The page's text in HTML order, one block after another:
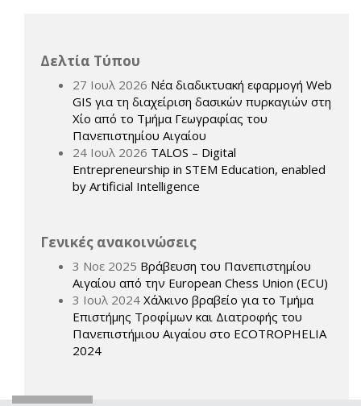
Δελτία Τύπου
27 Ιουλ 2026 Νέα διαδικτυακή εφαρμογή Web
GIS για τη διαχείριση δασικών πυρκαγιών στη
Χίο από το Τμήμα Γεωγραφίας του
Πανεπιστημίου Αιγαίου
24 Ιουλ 2026 TALOS – Digital
Entrepreneurship in STEM Education, enabled
by Artificial Intelligence
Γενικές ανακοινώσεις
3 Νοε 2025 Βράβευση του Πανεπιστημίου
Αιγαίου από την European Chess Union (ECU)
3 Ιουλ 2024 Χάλκινο βραβείο για το Τμήμα
Επιστήμης Τροφίμων και Διατροφής του
Πανεπιστήμιου Αιγαίου στο ECOTROPHELIA
2024